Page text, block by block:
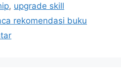
, upgrade skill
rekomendasi buku